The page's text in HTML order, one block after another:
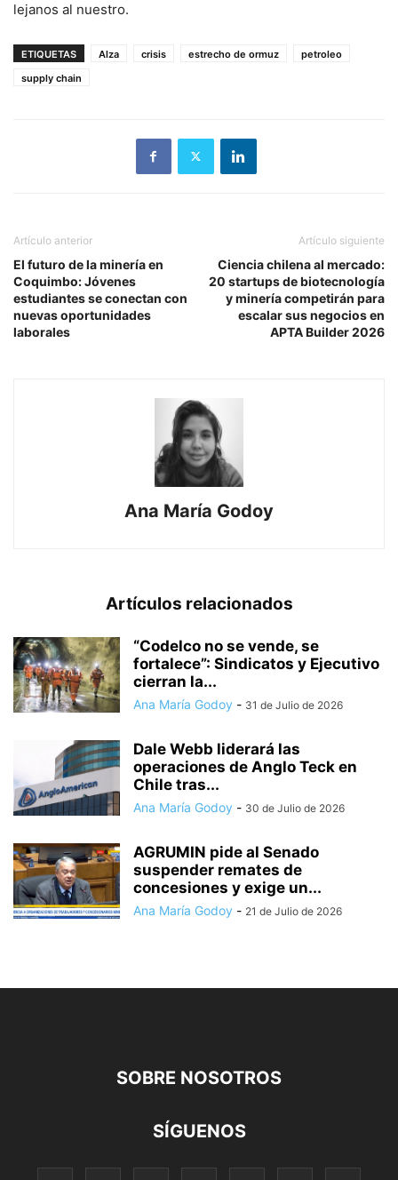
lejanos al nuestro.
ETIQUETAS Alza crisis estrecho de ormuz
petroleo
supply chain
Artículo anterior
El futuro de la minería en
Coquimbo: Jóvenes
estudiantes se conectan con
nuevas oportunidades
laborales
Artículo siguiente
Ciencia chilena al mercado:
20 startups de biotecnología
y minería competirán para
escalar sus negocios en
APTA Builder 2026
Ana María Godoy
Artículos relacionados
“Codelco no se vende, se
fortalece”: Sindicatos y Ejecutivo
cierran la...
Ana María Godoy - 31 de Julio de 2026
Dale Webb liderará las
operaciones de Anglo Teck en
Chile tras...
Ana María Godoy - 30 de Julio de 2026
AGRUMIN pide al Senado
suspender remates de
concesiones y exige un...
Ana María Godoy - 21 de Julio de 2026
SOBRE NOSOTROS
SÍGUENOS